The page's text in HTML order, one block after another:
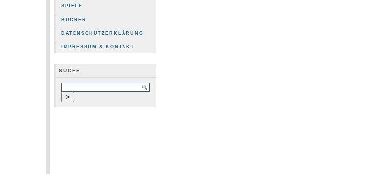
SPIELE
BÜCHER
DATENSCHUTZERKLÄRUNG
IMPRESSUM & KONTAKT
SUCHE